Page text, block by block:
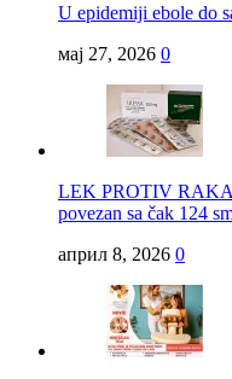
U epidemiji ebole do
мај 27, 2026 0
LEK PROTIV
povezan sa čak 124
април 8, 2026 0